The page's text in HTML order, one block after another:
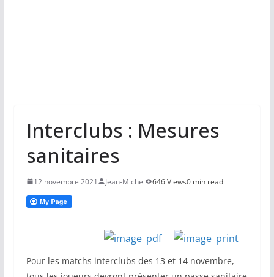
Interclubs : Mesures
sanitaires
12 novembre 2021 Jean-Michel 646 Views0 min read
Pour les matchs interclubs des 13 et 14 novembre,